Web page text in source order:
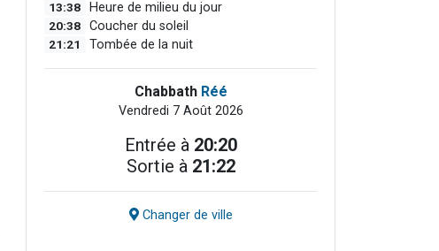
13:38 Heure de milieu du jour
20:38 Coucher du soleil
21:21 Tombée de la nuit
Chabbath Réé
Vendredi 7 Août 2026
Entrée à 20:20
Sortie à 21:22
Changer de ville